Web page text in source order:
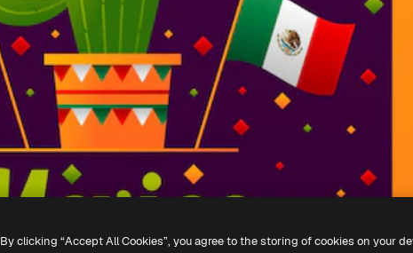
By clicking “Accept All Cookies”, you agree to the storing of cookies on your